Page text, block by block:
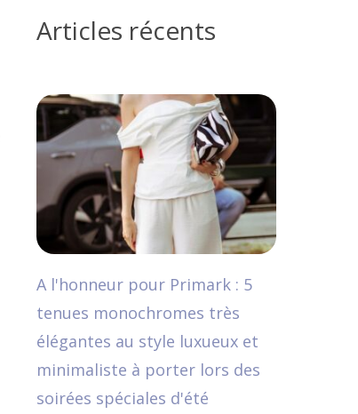
Articles récents
A l'honneur pour Primark : 5
tenues monochromes très
élégantes au style luxueux et
minimaliste à porter lors des
soirées spéciales d'été